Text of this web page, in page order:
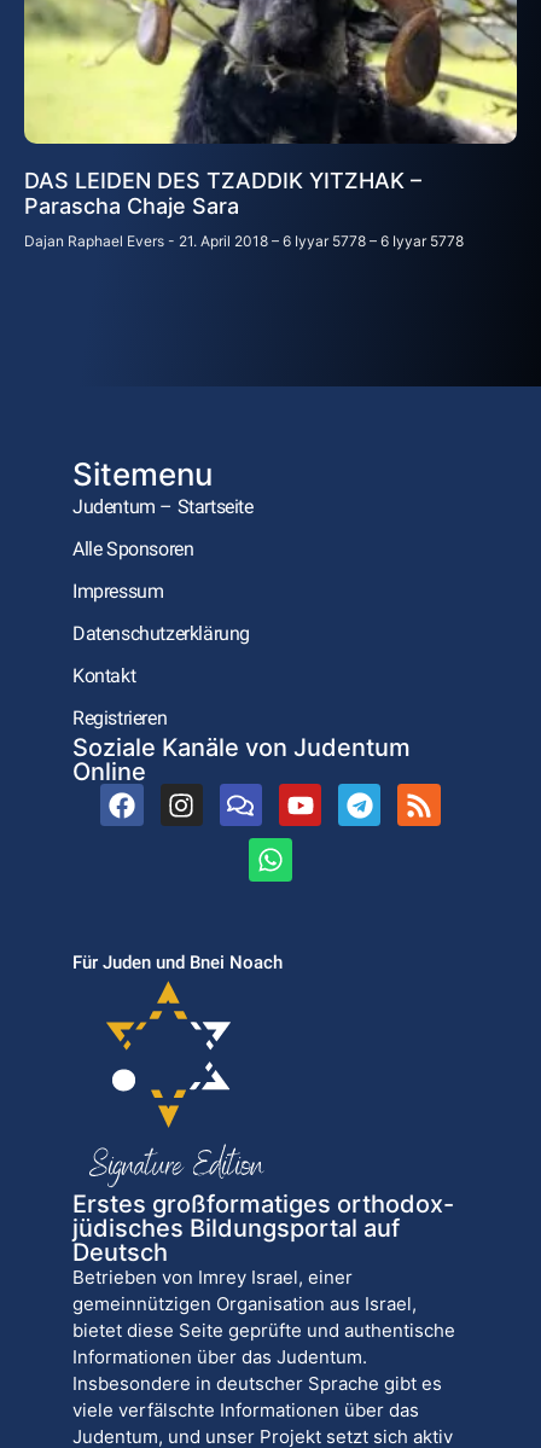
DAS LEIDEN DES TZADDIK YITZHAK –
Parascha Chaje Sara
Dajan Raphael Evers 21. April 2018 – 6 Iyyar 5778 – 6 Iyyar 5778
Sitemenu
Judentum – Startseite
Alle Sponsoren
Impressum
Datenschutzerklärung
Kontakt
Registrieren
Soziale Kanäle von Judentum
Online
Für Juden und Bnei Noach
Erstes großformatiges orthodox-
jüdisches Bildungsportal auf
Deutsch
Betrieben von Imrey Israel, einer
gemeinnützigen Organisation aus Israel,
bietet diese Seite geprüfte und authentische
Informationen über das Judentum.
Insbesondere in deutscher Sprache gibt es
viele verfälschte Informationen über das
Judentum, und unser Projekt setzt sich aktiv